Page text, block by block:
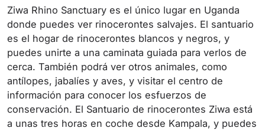
Ziwa Rhino Sanctuary es el único lugar en Uganda
donde puedes ver rinocerontes salvajes. El santuario
es el hogar de rinocerontes blancos y negros, y
puedes unirte a una caminata guiada para verlos de
cerca. También podrá ver otros animales, como
antílopes, jabalíes y aves, y visitar el centro de
información para conocer los esfuerzos de
conservación. El Santuario de rinocerontes Ziwa está
a unas tres horas en coche desde Kampala, y puedes